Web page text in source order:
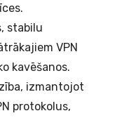
stabilu
VPN
kavēšanos.
izmantojot
protokolus,